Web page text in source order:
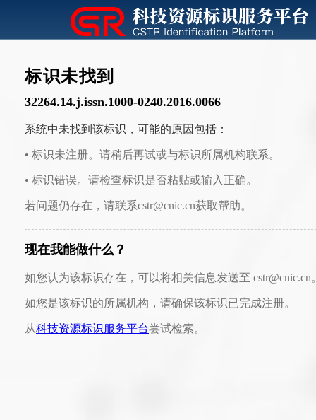
标识未找到
32264.14.j.issn.1000-0240.2016.0066
系统中未找到该标识，可能的原因包括：
• 标识未注册。请稍后再试或与标识所属机构联系。
• 标识错误。请检查标识是否粘贴或输入正确。
若问题仍存在，请联系cstr@cnic.cn获取帮助。
现在我能做什么？
如您认为该标识存在，可以将相关信息发送至 cstr@cnic.cn
如您是该标识的所属机构，请确保该标识已完成注册。
从科技资源标识服务平台尝试检索。